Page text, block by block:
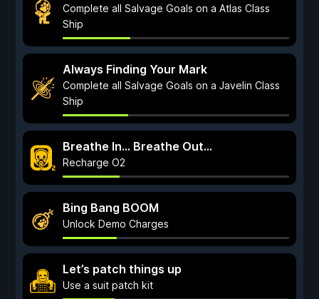
Complete all Salvage Goals on a Atlas Class
Ship
Always Finding Your Mark
Complete all Salvage Goals on a Javelin Class
Ship
Breathe In… Breathe Out…
Recharge O2
Bing Bang BOOM
Unlock Demo Charges
Let’s patch things up
Use a suit patch kit